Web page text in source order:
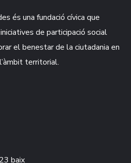
és una fundació cívica que
de participació social
el benestar de la ciutadania en
territorial.
baix